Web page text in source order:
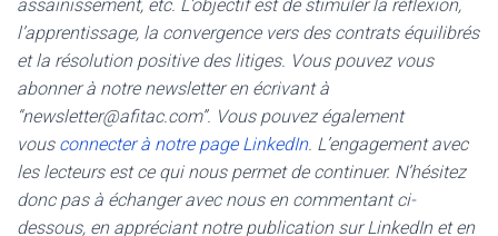
assainissement, etc. L’objectif est de stimuler la réflexion,
l’apprentissage, la convergence vers des contrats équilibrés
et la résolution positive des litiges. Vous pouvez vous
abonner à notre newsletter en écrivant à
“newsletter@afitac.com”. Vous pouvez également
vous connecter à notre page LinkedIn. L’engagement avec
les lecteurs est ce qui nous permet de continuer. N’hésitez
donc pas à échanger avec nous en commentant ci-
dessous, en appréciant notre publication sur LinkedIn et en